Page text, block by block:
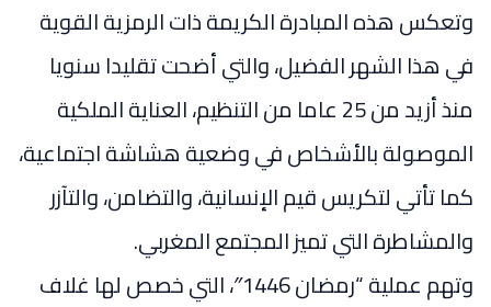
وتعكس هذه المبادرة الكريمة ذات الرمزية القوية
في هذا الشهر الفضيل، والتي أضحت تقليدا سنويا
منذ أزيد من 25 عاما من التنظيم، العناية الملكية
الموصولة بالأشخاص في وضعية هشاشة اجتماعية،
كما تأتي لتكريس قيم الإنسانية، والتضامن، والتآزر
والمشاطرة التي تميز المجتمع المغربي.
وتهم عملية “رمضان 1446″، التي خصص لها غلاف